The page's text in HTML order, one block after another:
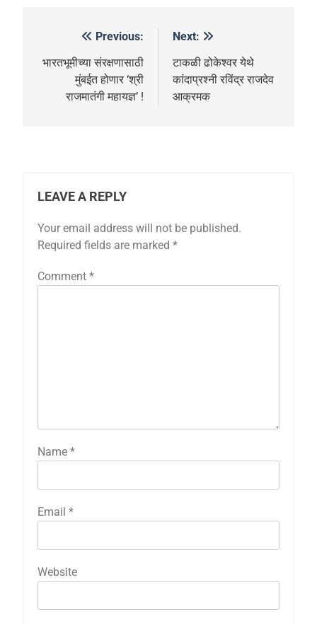
Previous:
भारतभूमीच्या संरक्षणासाठी
मुंबईत होणार ‘श्री
राजमातंगी महायज्ञ’ !
Next:
टाकळी ढोकेश्वर येथे
कांदाप्रश्नी रविंद्र राजदेव
आक्रमक
LEAVE A REPLY
Your email address will not be published.
Required fields are marked *
Comment *
Name *
Email *
Website